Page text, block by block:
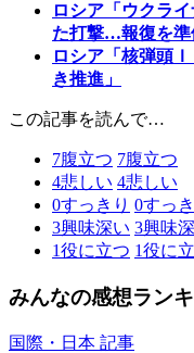
ロシア「ウクラ
た打撃…報復を準
ロシア「核弾頭
き推進」
この記事を読んで…
7腹立つ 7腹立つ
4悲しい 4悲しい
0すっきり 0すっ
3興味深い 3興味
1役に立つ 1役に
みんなの感想ラン
国際・日本 記事